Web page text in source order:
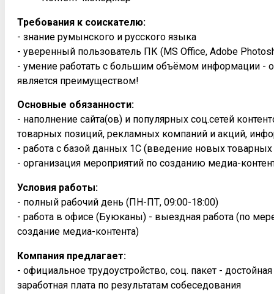
Требования к соискателю:
- знание румынского и русского языка
- уверенный пользователь ПК (MS Office, Adobe
- умение работать с большим объёмом информации -
является преимуществом!
Основные обязанности:
- наполнение сайта(ов) и популярных соц.сетей
товарных позиций, рекламных компаний и акций,
- работа с базой данных 1С (введение новых
- организация мероприятий по созданию медиа-
Условия работы:
- полный рабочий день (ПН-ПТ, 09:00-18:00)
- работа в офисе (Буюканы) - выездная работа (по
создание медиа-контента)
Компания предлагает:
- официальное трудоустройство, соц. пакет -
заработная плата по результатам собеседования